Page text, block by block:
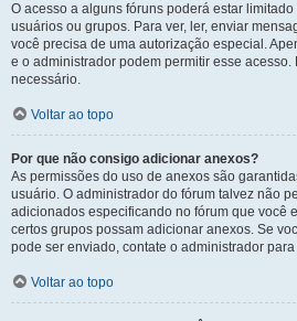
O acesso a alguns fóruns poderá estar
usuários ou grupos. Para ver, ler, enviar
você precisa de uma autorização especial.
e o administrador podem permitir esse acesso.
necessário.
Voltar ao topo
Por que não consigo adicionar anexos?
As permissões do uso de anexos são
usuário. O administrador do fórum talvez não
adicionados especificando no fórum que você
certos grupos possam adicionar anexos. Se
pode ser enviado, contate o administrador
Voltar ao topo